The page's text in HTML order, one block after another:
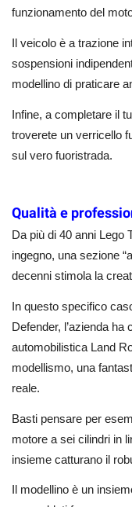
funzionamento del
Il veicolo è a trazione
sospensioni
modellino di praticare
Infine, a completare il
troverete un verricello
sul vero fuoristrada.
Qualità e
Da più di 40 anni Lego
ingegno, una sezione
decenni stimola la
In questo specifico
Defender, l’azienda
automobilistica Land
modellismo, una
reale.
Basti pensare per
motore a sei cilindri in
insieme catturano il
Il modellino è un